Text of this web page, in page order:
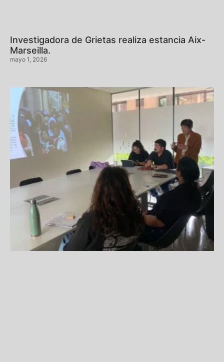
Investigadora de Grietas realiza estancia Aix-
Marseilla.
mayo 1, 2026